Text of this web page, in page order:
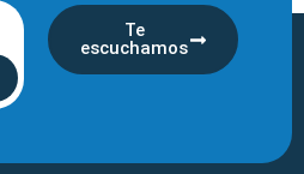
Te
escuchamos